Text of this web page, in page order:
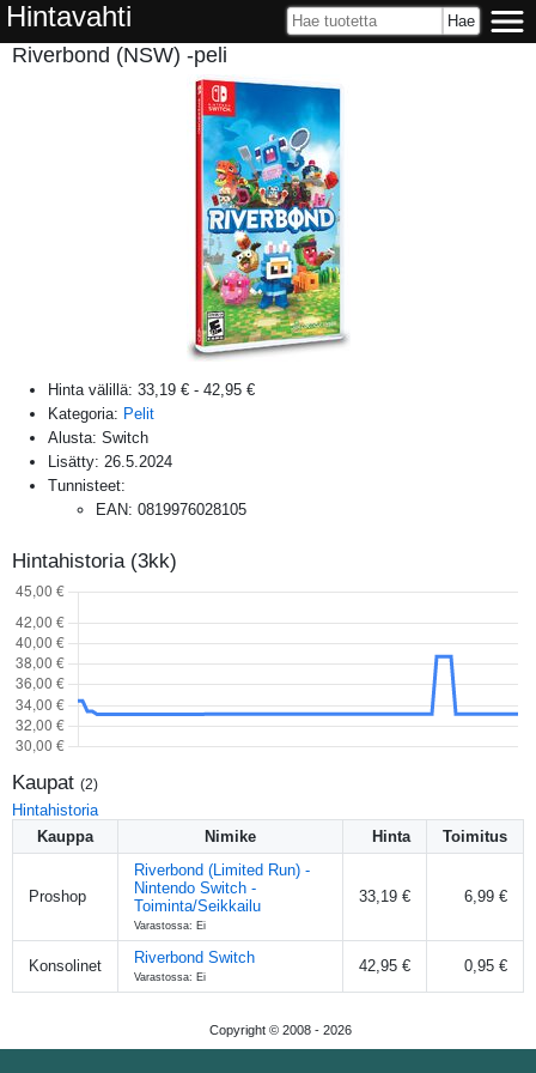
Hintavahti
Riverbond (NSW) -peli
Hinta välillä: 33,19 € - 42,95 €
Kategoria: Pelit
Alusta: Switch
Lisätty: 26.5.2024
Tunnisteet:
EAN: 0819976028105
Hintahistoria (3kk)
Kaupat (2)
Hintahistoria
Kauppa
Nimike Hinta Toimitus
Proshop
Riverbond (Limited Run) -
Nintendo Switch -
Toiminta/Seikkailu
Varastossa: Ei
33,19 € 6,99 €
Konsolinet Riverbond Switch
Varastossa: Ei
42,95 € 0,95 €
Copyright © 2008 - 2026